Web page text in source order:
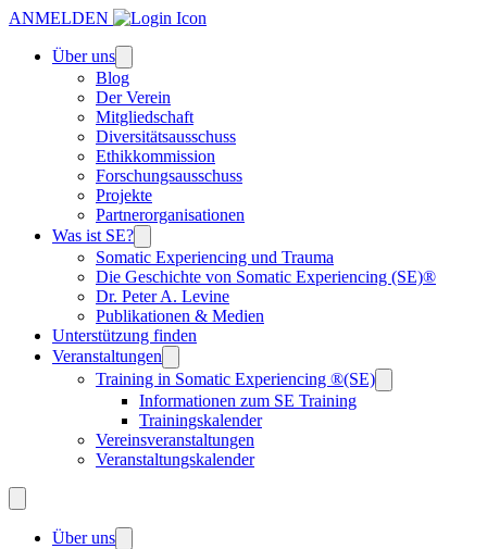
ANMELDEN
Über uns
Blog
Der Verein
Mitgliedschaft
Diversitätsausschuss
Ethikkommission
Forschungsausschuss
Projekte
Partnerorganisationen
Was ist SE?
Somatic Experiencing und Trauma
Die Geschichte von Somatic Experiencing (SE)®
Dr. Peter A. Levine
Publikationen & Medien
Unterstützung finden
Veranstaltungen
Training in Somatic Experiencing ®(SE)
Informationen zum SE Training
Trainingskalender
Vereinsveranstaltungen
Veranstaltungskalender
Über uns